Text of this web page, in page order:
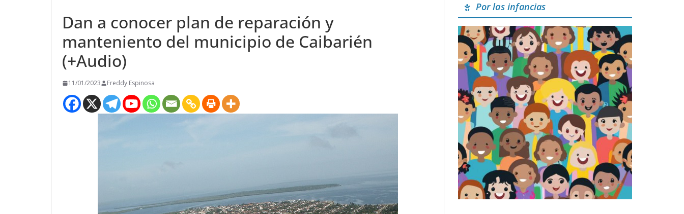
Dan a conocer plan de reparación y
manteniento del municipio de Caibarién
(+Audio)
11/01/2023 Freddy Espinosa
Por las infancias